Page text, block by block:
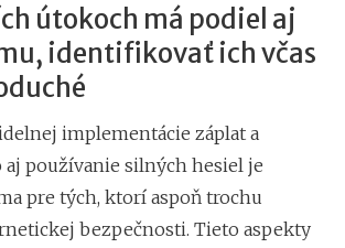
útokoch má podiel aj
identifikovať ich včas
implementácie záplat a
aj používanie silných hesiel je
pre tých, ktorí aspoň trochu
bezpečnosti. Tieto aspekty